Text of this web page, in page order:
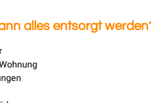
alles entsorgt